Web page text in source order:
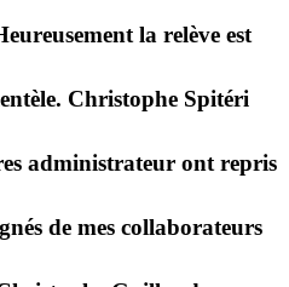
la relève est
Christophe Spitéri
administrateur ont repris
de mes collaborateurs